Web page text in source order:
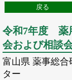
令和7年度 薬
会および相談
富山県 薬事総合
ター